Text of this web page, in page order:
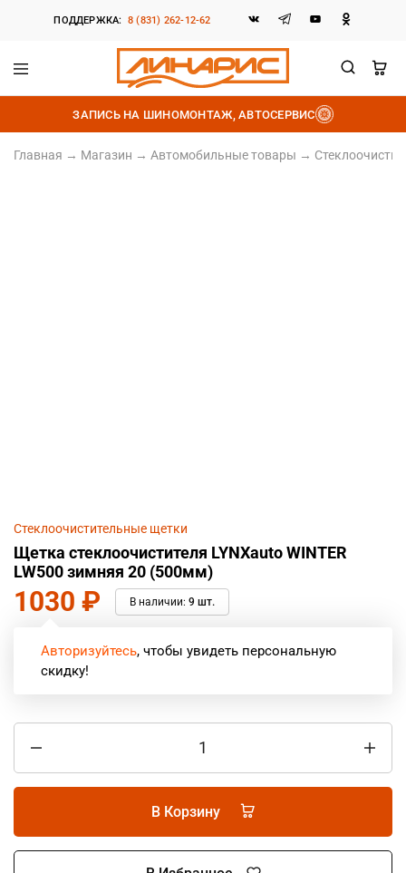
ПОДДЕРЖКА: 8 (831) 262-12-62
Линарис
Продажа
шин,
дисков
и
аккумуляторов
ЗАПИСЬ НА ШИНОМОНТАЖ, АВТОСЕРВИС
Главная → Магазин → Автомобильные товары →
Стеклоочистительные щетки
Щетка стеклоочистителя LYNXauto WINTER
LW500 зимняя 20 (500мм)
1030 ₽ В наличии: 9 шт.
Авторизуйтесь, чтобы увидеть персональную
скидку!
В Корзину